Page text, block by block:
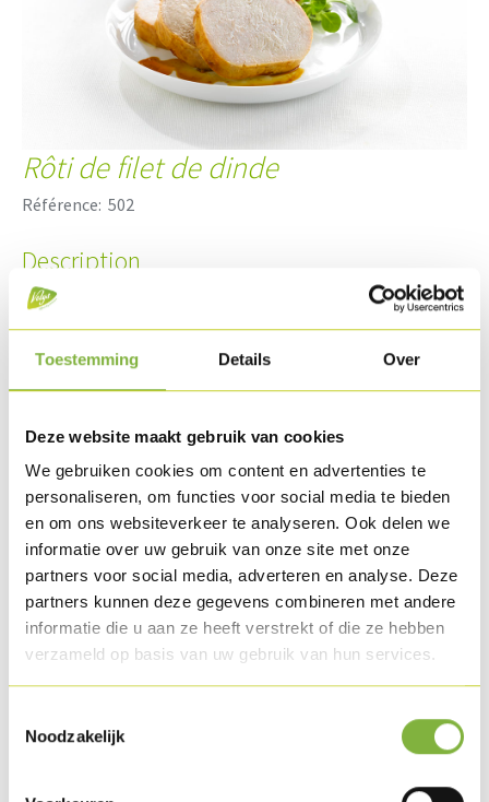
Toestemming Details Over
Deze website maakt gebruik van cookies
We gebruiken cookies om content en advertenties te
personaliseren, om functies voor social media te bieden
en om ons websiteverkeer te analyseren. Ook delen we
informatie over uw gebruik van onze site met onze
partners voor social media, adverteren en analyse. Deze
partners kunnen deze gegevens combineren met andere
informatie die u aan ze heeft verstrekt of die ze hebben
verzameld op basis van uw gebruik van hun services.
Noodzakelijk
Rôti de filet de dinde
Référence: 502
Description
Filets de dinde tendres sélectionnés et marinés. Le film de
cuisson spécial permet de garder le produit juteux, tendre
et facile à trancher. Cru.
Livrable en pièce en vrac.
Des demandes d'emballage spécifiques?Contactez-nous
Conservation
Disponible en surgelé.
Des recettes avec ce produit